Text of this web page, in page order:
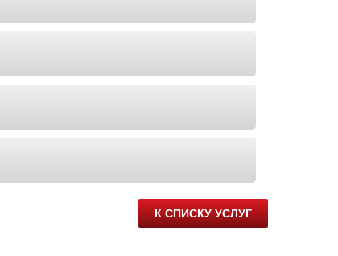
К СПИСКУ УСЛУГ